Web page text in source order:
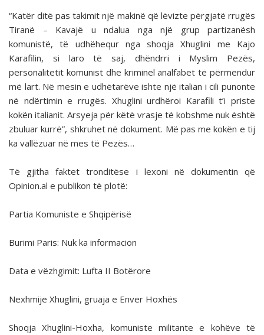
“Katër ditë pas takimit një makinë që lëvizte përgjatë rrugës
Tiranë – Kavajë u ndalua nga një grup partizanësh
komunistë, të udhëhequr nga shoqja Xhuglini me Kajo
Karafilin, si laro të saj, dhëndrri i Myslim Pezës,
personalitetit komunist dhe kriminel analfabet të përmendur
më lart. Në mesin e udhëtarëve ishte një italian i cili punonte
në ndërtimin e rrugës. Xhuglini urdhëroi Karafili t’i priste
kokën italianit. Arsyeja për këtë vrasje të kobshme nuk është
zbuluar kurrë”, shkruhet në dokument. Më pas me kokën e tij
ka vallëzuar në mes të Pezës…
Të gjitha faktet tronditëse i lexoni në dokumentin që
Opinion.al e publikon të plotë:
Partia Komuniste e Shqipërisë
Burimi Paris: Nuk ka informacion
Data e vëzhgimit: Lufta II Botërore
Nexhmije Xhuglini, gruaja e Enver Hoxhës
Shoqja Xhuglini-Hoxha, komuniste militante e kohëve të